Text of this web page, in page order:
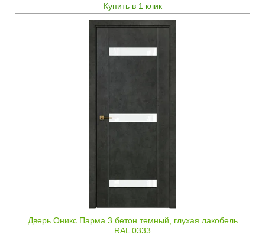
Купить в 1 клик
Дверь Оникс Парма 3 бетон темный, глухая лакобель
RAL 0333